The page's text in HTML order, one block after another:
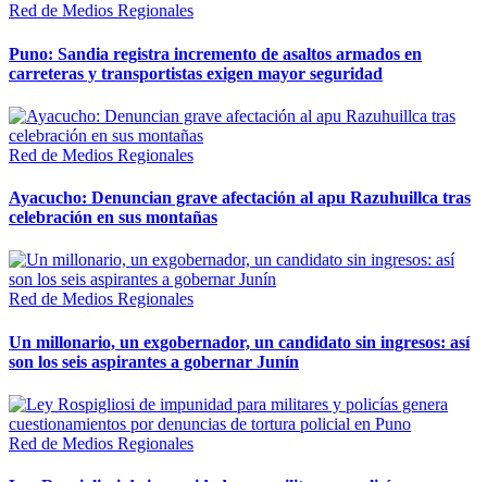
Red de Medios Regionales
Puno: Sandia registra incremento de asaltos armados en
carreteras y transportistas exigen mayor seguridad
Red de Medios Regionales
Ayacucho: Denuncian grave afectación al apu Razuhuillca tras
celebración en sus montañas
Red de Medios Regionales
Un millonario, un exgobernador, un candidato sin ingresos: así
son los seis aspirantes a gobernar Junín
Red de Medios Regionales